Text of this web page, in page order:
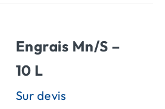
Engrais Mn/S –
10 L